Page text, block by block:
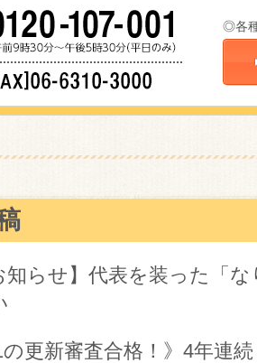
◎各
知らせ】代表を装った「
の更新審査合格！》4年連